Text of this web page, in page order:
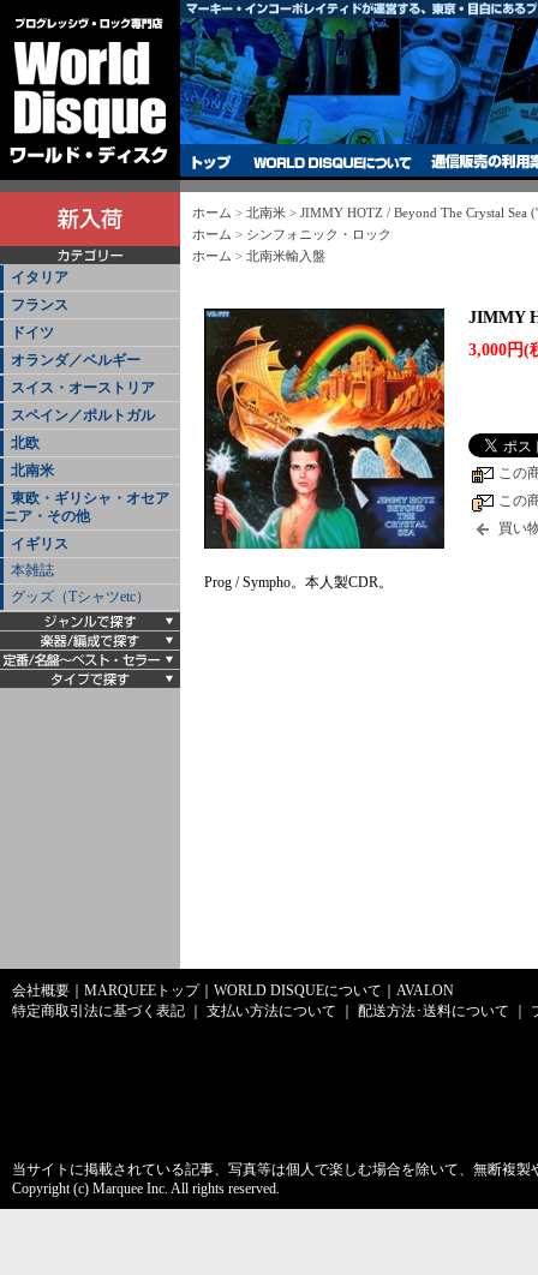
イタリア
フランス
ドイツ
オランダ／ベルギー
スイス・オーストリア
スペイン／ポルトガル
北欧
北南米
東欧・ギリシャ・オセア
ニア・その他
イギリス
本雑誌
グッズ（Tシャツetc）
ホーム > 北南米 > JIMMY HOTZ / Beyond The Crystal Sea
ホーム > シンフォニック・ロック
ホーム > 北南米輸入盤
JIMMY
3,000円(
この
この
買い
Prog / Sympho。本人製CDR。
会社概要 MARQUEEトップ｜ WORLD DISQUEについて
AVALON
特定商取引法に基づく表記
支払い方法について 配送方法･送料について
当サイトに掲載されている記事、写真等は個人で楽しむ場合を除いて、無断複
Copyright (c) Marquee Inc. All rights reserved.